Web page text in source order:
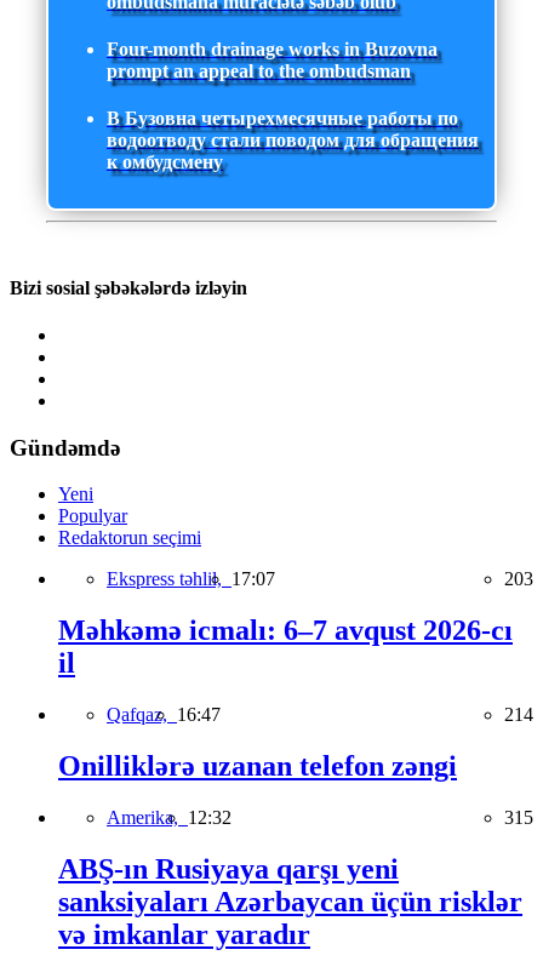
Four-month drainage works in Buzovna
prompt an appeal to the ombudsman
В Бузовна четырехмесячные работы по
водоотводу стали поводом для обращения
к омбудсмену
Bizi sosial şəbəkələrdə izləyin
Gündəmdə
Yeni
Populyar
Redaktorun seçimi
Ekspress təhlil, 17:07 203
Məhkəmə icmalı: 6–7 avqust 2026-cı
il
Qafqaz, 16:47 214
Onilliklərə uzanan telefon zəngi
Amerika, 12:32 315
ABŞ-ın Rusiyaya qarşı yeni
sanksiyaları Azərbaycan üçün risklər
və imkanlar yaradır